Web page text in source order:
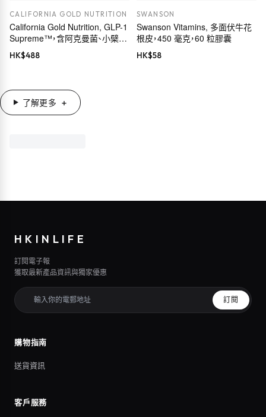
CALIFORNIA GOLD NUTRITION
California Gold Nutrition, GLP-1
Supreme™，含阿克曼菌、小檗
鹼、五羥黃酮及姜黃素，60 粒素食
膠囊
HK$488
SWANSON
Swanson Vitamins, 多面伏牛花
根皮，450 毫克，60 粒膠囊
HK$58
了解更多
HKINLIFE
訂閱電子報
獲取最新產品資訊與獨家優惠
訂閱
購物指南
送貨資訊
客戶服務